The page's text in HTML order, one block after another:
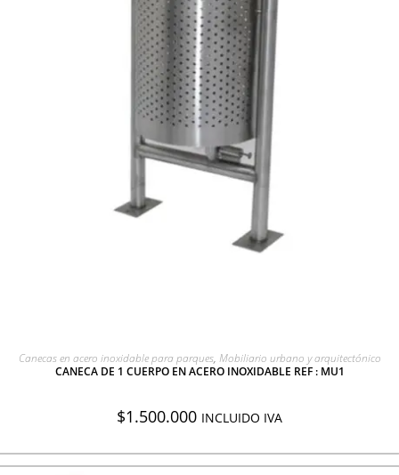
AGREGAR A COTIZACIÓN
Canecas en acero inoxidable para parques, Mobiliario urbano y arquitectónico
CANECA DE 1 CUERPO EN ACERO INOXIDABLE REF : MU1
$1.500.000 INCLUIDO IVA